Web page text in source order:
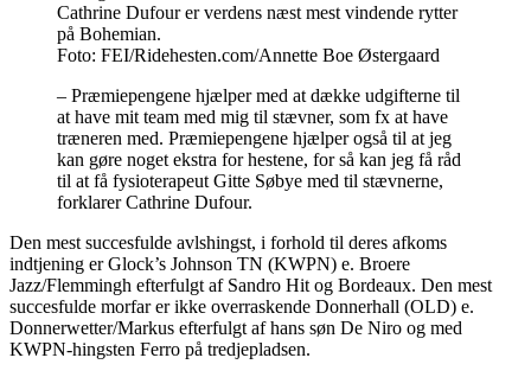
Cathrine Dufour er verdens næst mest vindende rytter
på Bohemian.
Foto: FEI/Ridehesten.com/Annette Boe Østergaard
– Præmiepengene hjælper med at dække udgifterne til
at have mit team med mig til stævner, som fx at have
træneren med. Præmiepengene hjælper også til at jeg
kan gøre noget ekstra for hestene, for så kan jeg få råd
til at få fysioterapeut Gitte Søbye med til stævnerne,
forklarer Cathrine Dufour.
Den mest succesfulde avlshingst, i forhold til deres afkoms
indtjening er Glock’s Johnson TN (KWPN) e. Broere
Jazz/Flemmingh efterfulgt af Sandro Hit og Bordeaux. Den mest
succesfulde morfar er ikke overraskende Donnerhall (OLD) e.
Donnerwetter/Markus efterfulgt af hans søn De Niro og med
KWPN-hingsten Ferro på tredjepladsen.